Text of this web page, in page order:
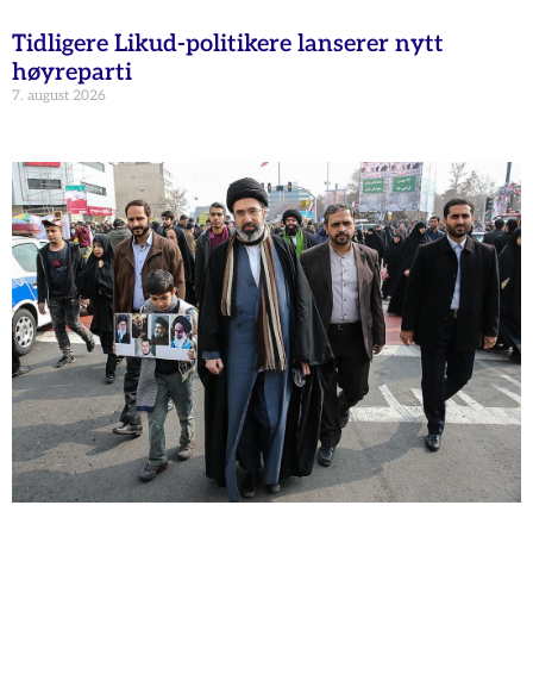
Tidligere Likud-politikere lanserer nytt
høyreparti
7. august 2026